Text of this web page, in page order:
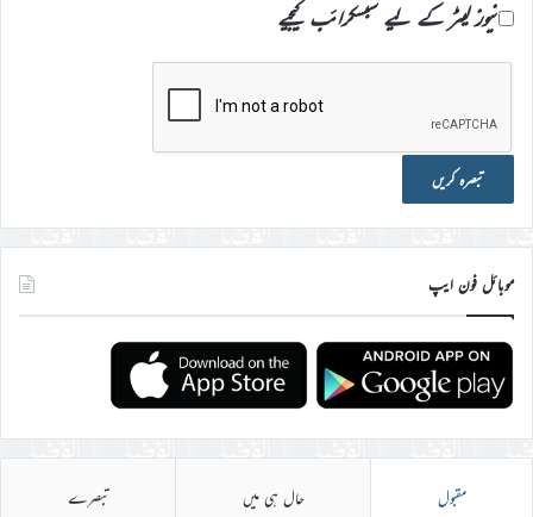
نیوز لیٹر کے لیے سبسکرائب کیجیے
موبائل فون ایپ
مقبول حال ہی میں تبصرے